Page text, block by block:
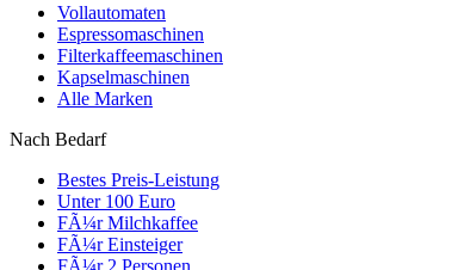
Vollautomaten
Espressomaschinen
Filterkaffeemaschinen
Kapselmaschinen
Alle Marken
Nach Bedarf
Bestes Preis-Leistung
Unter 100 Euro
FÃ¼r Milchkaffee
FÃ¼r Einsteiger